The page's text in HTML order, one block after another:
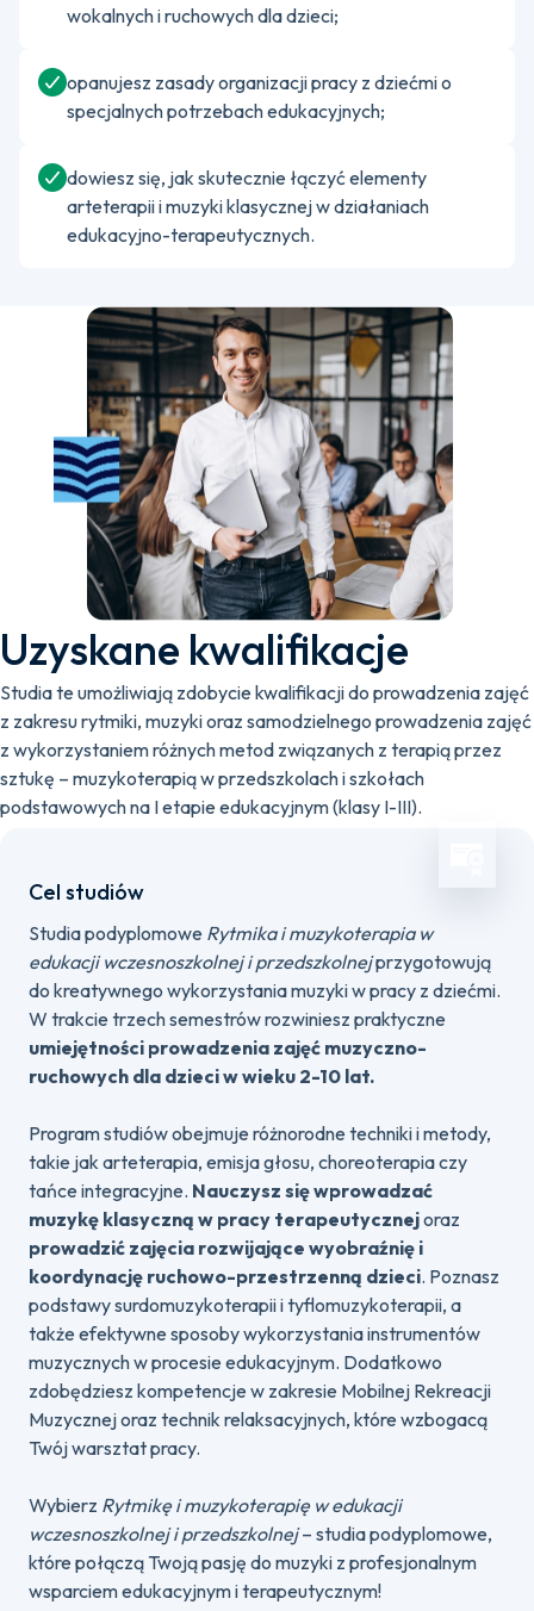
wokalnych i ruchowych dla dzieci;
opanujesz zasady organizacji pracy z dziećmi o
specjalnych potrzebach edukacyjnych;
dowiesz się, jak skutecznie łączyć elementy
arteterapii i muzyki klasycznej w działaniach
edukacyjno-terapeutycznych.
Uzyskane kwalifikacje
Studia te umożliwiają zdobycie kwalifikacji do prowadzenia zajęć
z zakresu rytmiki, muzyki oraz samodzielnego prowadzenia zajęć
z wykorzystaniem różnych metod związanych z terapią przez
sztukę – muzykoterapią w przedszkolach i szkołach
podstawowych na I etapie edukacyjnym (klasy I-III).
Cel studiów
Studia podyplomowe Rytmika i muzykoterapia w
edukacji wczesnoszkolnej i przedszkolnejprzygotowują
do kreatywnego wykorzystania muzyki w pracy z dziećmi.
W trakcie trzech semestrów rozwiniesz praktyczne
umiejętności prowadzenia zajęć muzyczno-
ruchowych dla dzieci w wieku 2-10 lat.
Program studiów obejmuje różnorodne techniki i metody,
takie jak arteterapia, emisja głosu, choreoterapia czy
tańce integracyjne. Nauczysz się wprowadzać
muzykę klasyczną w pracy terapeutycznejoraz
prowadzić zajęcia rozwijające wyobraźnię i
koordynację ruchowo-przestrzenną dzieci. Poznasz
podstawy surdomuzykoterapii i tyflomuzykoterapii, a
także efektywne sposoby wykorzystania instrumentów
muzycznych w procesie edukacyjnym. Dodatkowo
zdobędziesz kompetencje w zakresie Mobilnej Rekreacji
Muzycznej oraz technik relaksacyjnych, które wzbogacą
Twój warsztat pracy.
Wybierz Rytmikę i muzykoterapię w edukacji
wczesnoszkolnej i przedszkolnej– studia podyplomowe,
które połączą Twoją pasję do muzyki z profesjonalnym
wsparciem edukacyjnym i terapeutycznym!